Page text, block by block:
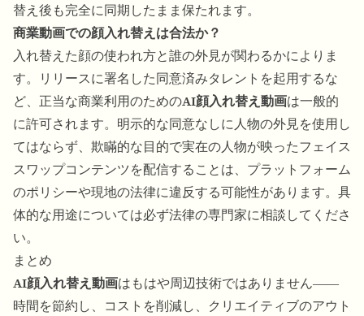
替え後も完全に同期したまま保たれます。
商業動画での顔入れ替えは合法か？
入れ替えた顔の使われ方と誰の外見が関わるかによりま
す。リリースに署名した同意済みタレントを起用するな
ど、正当な商業利用のためのAI顔入れ替え動画は一般的
に許可されます。明示的な同意なしに人物の外見を使用し
てはならず、欺瞞的な目的で実在の人物が映ったフェイス
スワップコンテンツを配信することは、プラットフォーム
のポリシーや現地の法律に違反する可能性があります。具
体的な用途については必ず法律の専門家に相談してくださ
い。
まとめ
AI顔入れ替え動画はもはや周辺技術ではありません――
時間を節約し、コストを削減し、クリエイティブのアウト